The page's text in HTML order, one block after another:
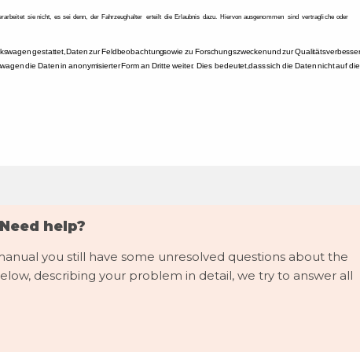
gestattet, Daten zur Feldbeobachtung sowie zu Forschungszwecken und zur
die Daten in anonymisierter Form an Dritte weiter. Dies bedeutet, dass sich die Daten nicht auf
sie nicht, es sei denn, der Fahrzeughalter erteilt die Erlaubnis dazu. Hiervon ausgenommen sind vertragliche oder
Need help?
you still have some unresolved questions about the
describing your problem in detail, we try to answer all